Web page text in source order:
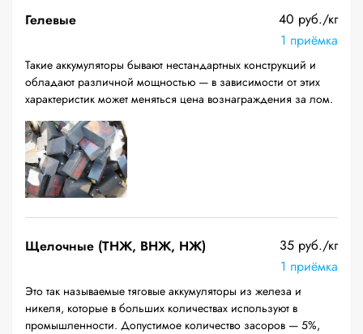
Гелевые
40 руб./кг
1 приёмка
Такие аккумуляторы бывают нестандартных конструкций и
обладают различной мощностью — в зависимости от этих
характеристик может меняться цена вознаграждения за лом.
Щелочные (ТНЖ, ВНЖ, НЖ)
35 руб./кг
1 приёмка
Это так называемые тяговые аккумуляторы из железа и
никеля, которые в больших количествах используют в
промышленности. Допустимое количество засоров — 5%,